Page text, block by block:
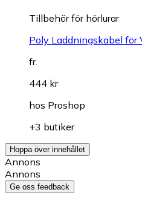
Tillbehör för hörlurar
Poly Laddningskabel för
fr.
444 kr
hos Proshop
+3 butiker
Hoppa över innehållet
Annons
Annons
Ge oss feedback